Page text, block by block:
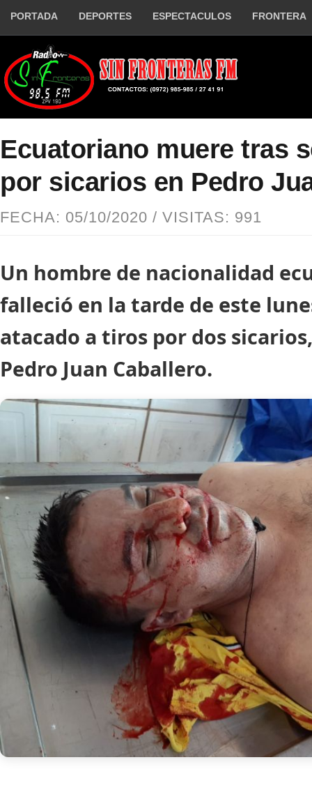
PORTADA DEPORTES ESPECTACULOS FRONTERA
Ecuatoriano muere tras
por sicarios en Pedro
FECHA: 05/10/2020 / VISITAS: 991
Un hombre de nacionalidad
falleció en la tarde de este
atacado a tiros por dos
Pedro Juan Caballero.